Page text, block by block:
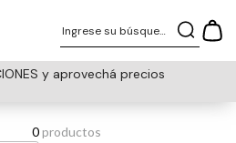
Ingrese su búsqueda
y aprovechá precios
0productos